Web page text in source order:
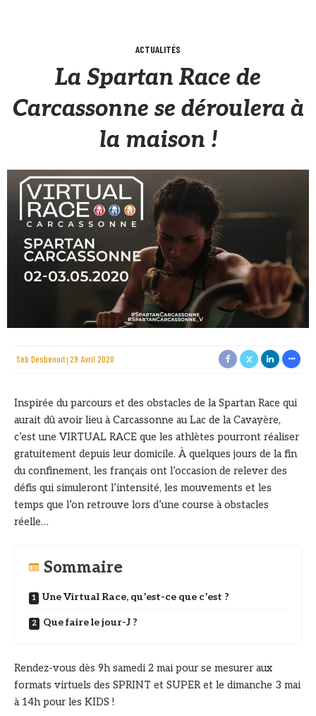
ACTUALITÉS
La Spartan Race de
Carcassonne se déroulera à
la maison !
Sèb Desbenoit 29 Avril 2020
Inspirée du parcours et des obstacles de la Spartan Race qui
aurait dû avoir lieu à Carcassonne au Lac de la Cavayère,
c’est une VIRTUAL RACE que les athlètes pourront réaliser
gratuitement depuis leur domicile. À quelques jours de la fin
du confinement, les français ont l’occasion de relever des
défis qui simuleront l’intensité, les mouvements et les
temps que l’on retrouve lors d’une course à obstacles
réelle…
Sommaire
Une Virtual Race, qu’est-ce que c’est ?
Que faire le jour-J ?
Rendez-vous dès 9h samedi 2 mai pour se mesurer aux
formats virtuels des SPRINT et SUPER et le dimanche 3 mai
à 14h pour les KIDS !